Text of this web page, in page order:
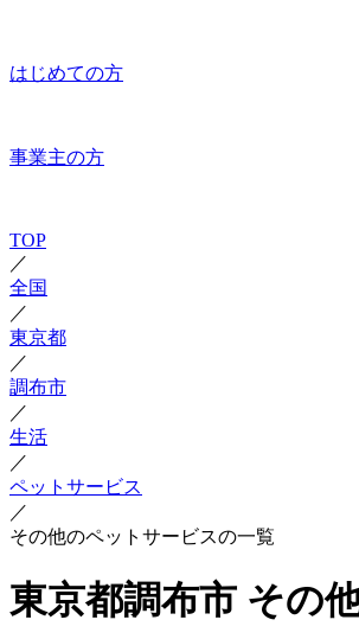
はじめての方
事業主の方
TOP
／
全国
／
東京都
／
調布市
／
生活
／
ペットサービス
／
その他のペットサービスの一覧
東京都調布市 その